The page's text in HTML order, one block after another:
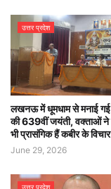
उत्तर प्रदेश
लखनऊ में धूमधाम से मनाई
की 639वीं जयंती, वक्ताओं
भी प्रासंगिक हैं कबीर के विचार
June 29, 2026
उत्तर प्रदेश